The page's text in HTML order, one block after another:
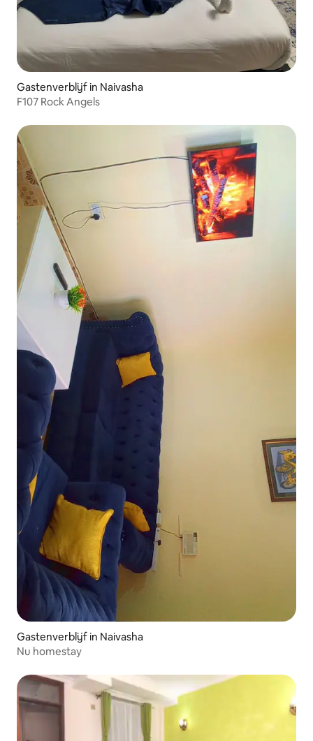
Gastenverblijf in Naivasha
F107 Rock Angels
Gastenverblijf in Naivasha
Nu homestay